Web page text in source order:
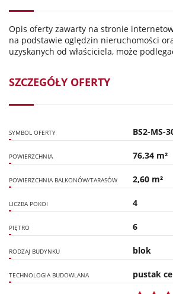
Opis oferty zawarty na stronie
na podstawie oględzin nieruchomości
uzyskanych od właściciela, może
SZCZEGÓŁY OFERTY
SYMBOL OFERTY BS2-MS-
POWIERZCHNIA 76,34 m²
POWIERZCHNIA BALKONÓW/TARASÓW 2,60 m²
LICZBA POKOI 4
PIĘTRO 6
RODZAJ BUDYNKU blok
TECHNOLOGIA BUDOWLANA pustak